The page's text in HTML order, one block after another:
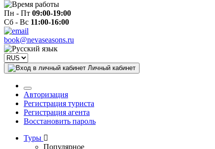
Пн - Пт 09:00-19:00
Сб - Вс 11:00-16:00
book@nevaseasons.ru
Личный кабинет
Авторизация
Регистрация туриста
Регистрация агента
Восстановить пароль
Туры
Популярное